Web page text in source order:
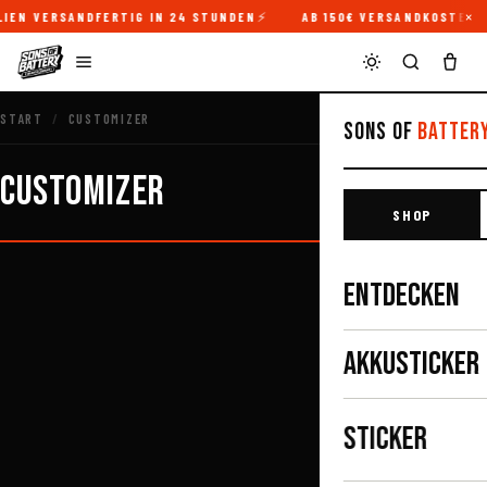
VERSANDFERTIG IN 24 STUNDEN AB 150€ ×
Sons of
SHOP
ENTDECKEN
AKKUSTICKER
STICKER
START / CUSTOMIZER
CUSTOMIZER